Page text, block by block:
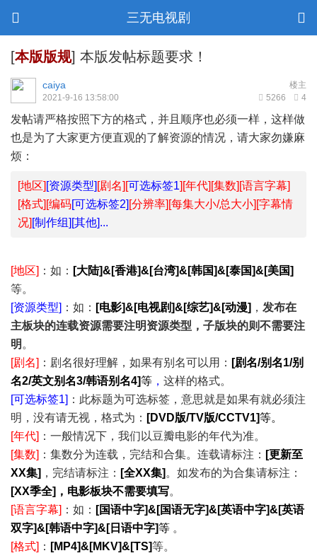
三无电视剧
[本版版规] 本版发帖标题要求！
楼主
caiya
5266 4
2021-9-16 13:58:00
发帖请严格按照下方的格式，并且顺序也必须一样，这样做
也是为了大家更方便直观的了解资源的情况，请大家勿嫌麻
烦：
[地区] [资源类型] [剧名][可选标签1][年代][集数][语言字幕]
[格式][编码[可选标签2] [分辨率][每集大小/总大小][字幕情
况] [制作组][其他]...
[地区] ：如： [大陆]&[香港]&[台湾]&[韩国]&[泰国]&[美国]
等。
[资源类型] ：如： [电影]&[电视剧]&[综艺]&[动漫] ， 发布在
主板块的连载资源需要注明资源类型，子版块的则不需要注
明 。
[剧名] ：剧名很好理解，如果有别名可以用： [剧名/别名1/别
名2/英文别名3/韩语别名4]等 ， 这样的格式。
[可选标签1] ：此标题为可选标签，意思就是如果有就必须注
明，没有请无视，格式为： [DVD版/TV版/CCTV1]等。
[年代] ：一般情况下，我们以豆瓣电影的年代为准。
[集数] ：集数分为连载，完结和合集。连载请标注： [更新至
XX集] ，完结请标注： [全XX集] 。如发布的为合集请标注：
[XX季全]，电影板块不需要填写。
[语言字幕] ：如： [国语中字]&[国语无字]&[英语中字]&[英语
双字]&[韩语中字]&[日语中字]等 。
[格式] ： [MP4]&[MKV]&[TS]等。